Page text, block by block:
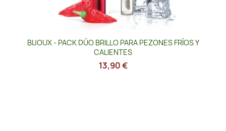
BIJOUX - PACK DÚO BRILLO PARA PEZONES FRÍOS Y
CALIENTES
13,90 €